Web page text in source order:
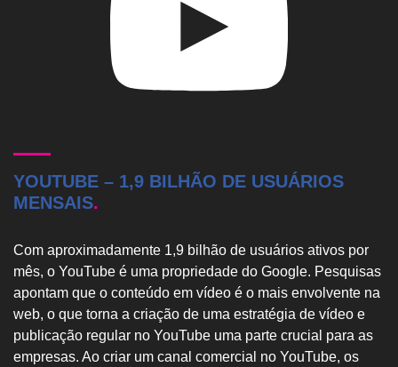
YOUTUBE – 1,9 BILHÃO DE USUÁRIOS
MENSAIS.
Com aproximadamente 1,9 bilhão de usuários ativos por
mês, o YouTube é uma propriedade do Google. Pesquisas
apontam que o conteúdo em vídeo é o mais envolvente na
web, o que torna a criação de uma estratégia de vídeo e
publicação regular no YouTube uma parte crucial para as
empresas. Ao criar um canal comercial no YouTube, os